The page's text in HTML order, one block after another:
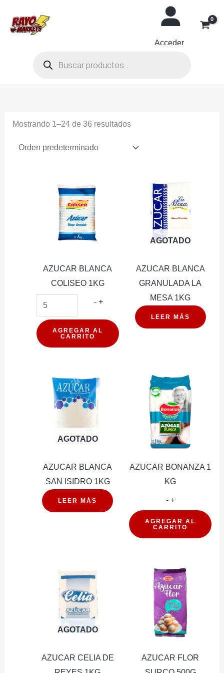
contenido
Acceder
productos
Mostrando 1–24 de 36 resultados
AZUCAR BLANCA
COLISEO 1KG
- AZUCAR
COLISEO
1KG
+
AGREGAR AL
CARRITO
AGOTADO
AZUCAR BLANCA
GRANULADA LA
MESA 1KG
LEER MÁS
AGOTADO
AZUCAR BLANCA
SAN ISIDRO 1KG
LEER MÁS
AZUCAR BONANZA 1
KG
- AZUCAR
BONANZA
1
+
AGREGAR AL
CARRITO
AGOTADO
AZUCAR CELIA DE
AZUCAR FLOR